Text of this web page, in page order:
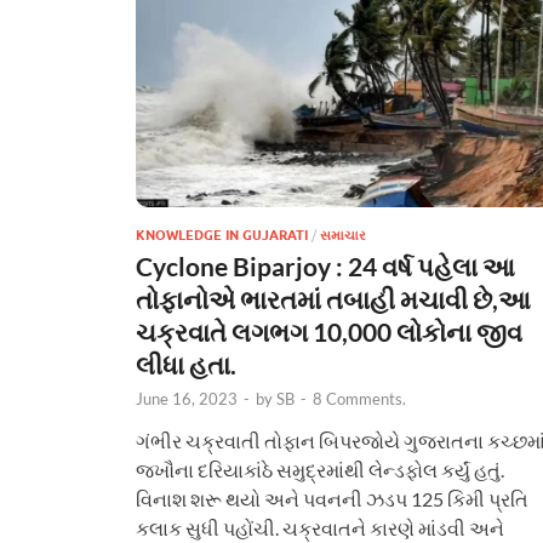
KNOWLEDGE IN GUJARATI / સમાચાર
Cyclone Biparjoy : 24 વર્ષ પહેલા આ
તોફાનોએ ભારતમાં તબાહી મચાવી છે,આ
ચક્રવાતે લગભગ 10,000 લોકોના જીવ
લીધા હતા.
June 16, 2023 - bySB - 8 Comments.
ગંભીર ચક્રવાતી તોફાન બિપરજોયે ગુજરાતના
જખૌના દરિયાકાંઠે સમુદ્રમાંથી લેન્ડફોલ કર્યું હતું.
વિનાશ શરૂ થયો અને પવનની ઝડપ 125 કિમી પ્રતિ
કલાક સુધી પહોંચી. ચક્રવાતને કારણે માંડવી અને